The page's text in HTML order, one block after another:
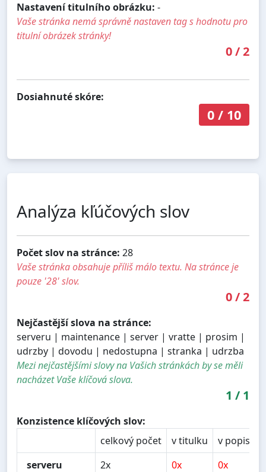
Nastavení titulního obrázku: -
Vaše stránka nemá správně nastaven tag s hodnotu pro
titulní obrázek stránky!
0/2
Dosiahnuté skóre:
0/ 10
Analýza kľúčových slov
Počet slov na stránce: 28
Vaše stránka obsahuje příliš málo textu. Na stránce je
pouze '28' slov.
0/2
Nejčastější slova na stránce:
serveru | maintenance | server | vratte | prosim |
udrzby | dovodu | nedostupna | stranka | udrzba
Mezi nejčastějšími slovy na Vašich stránkách by se měli
nacházet Vaše klíčová slova.
1 / 1
Konzistence klíčových slov:
celkový počet
v titulku
v popisu
serveru
2x 0x
0x